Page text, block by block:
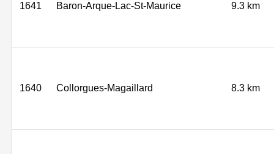
1641 Baron-Arque-Lac-St-Maurice 9.3 km
1640 Collorgues-Magaillard 8.3 km